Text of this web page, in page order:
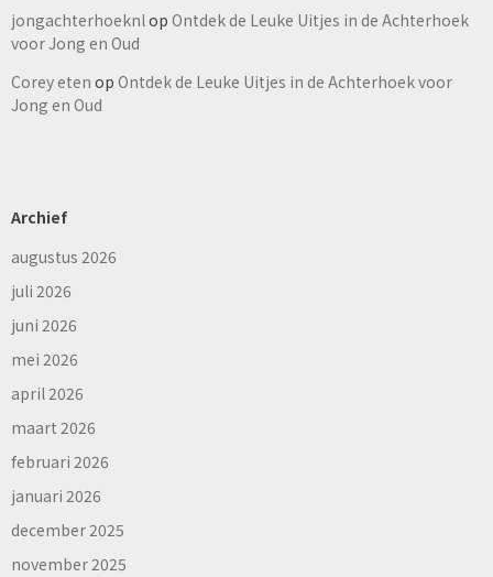
jongachterhoeknlop Ontdek de Leuke Uitjes in de Achterhoek
voor Jong en Oud
Corey eten op Ontdek de Leuke Uitjes in de Achterhoek voor
Jong en Oud
Archief
augustus 2026
juli 2026
juni 2026
mei 2026
april 2026
maart 2026
februari 2026
januari 2026
december 2025
november 2025